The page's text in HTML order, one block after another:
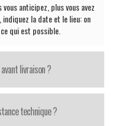
anticipez, plus vous avez
indiquez la date et le lieu: on
qui est possible.
livraison ?
technique ?